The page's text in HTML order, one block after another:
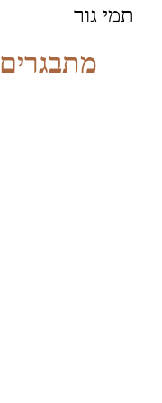
תמי גור
מתבגרים